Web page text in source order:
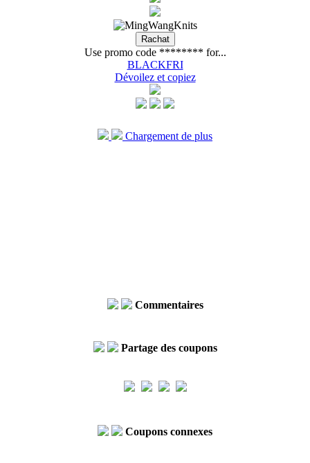
Use promo code ******** for...
BLACKFRI
Dévoilez et copiez
Chargement de plus
Commentaires
Partage des coupons
Coupons connexes